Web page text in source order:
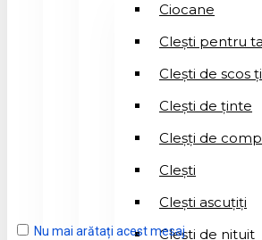
Ciocane
Cleşti pentru
Clești de scos
Clești de ținte
Cleșți de
Cleşti
Clești ascuțiți
Cleşti de nituit
Nu mai arătați acest mesaj